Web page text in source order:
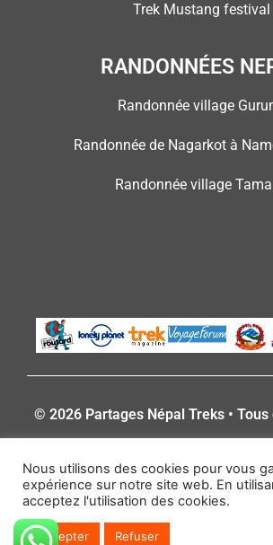
Trek Mustang festival
RANDONNÉES
Randonnée village
Randonnée de Nagarkot à
Randonnée village
© 2026 Partages Népal Treks •
Nous utilisons des cookies pour vous
expérience sur notre site web. En
acceptez l'utilisation des cookies.
Accepter Refuser